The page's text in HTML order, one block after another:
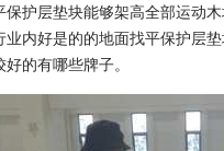
护层垫块能够架高全部运动
内好是的的地面找平保护层
的有哪些牌子。